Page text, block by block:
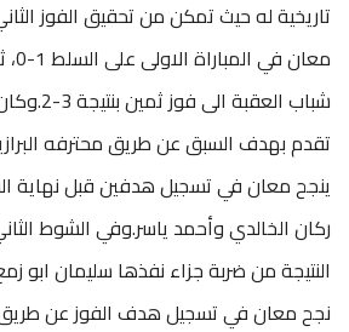
تاريخية له حيث تمكن من تحقيق الفوز
شباب
تقدم بهدف السبق عن طريق محترفه
ينجح معان في تسجيل هدفين قبل نهاية
ركان الخالدي وأحمد ياسر.وفي الشوط
النتيجة من ضربة جزاء نفذها سليمان ابو
نجح معان في تسجيل هدف الفوز عن